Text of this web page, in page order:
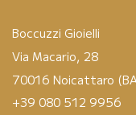
Boccuzzi Gioielli
Via Macario, 28
70016 Noicattaro
+39 080 512 9956